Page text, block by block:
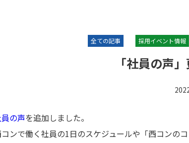
全ての記事 採用イベント情報
「社員の声
の声を追加しました。
ンで働く社員の1日のスケジュールや「西コンの